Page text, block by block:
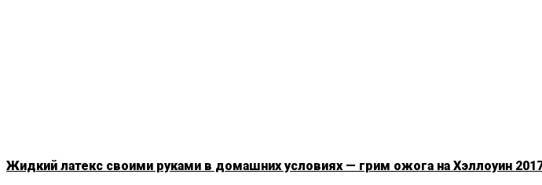
Жидкий латекс своими руками в домашних условиях — грим ожога на Хэллоуин